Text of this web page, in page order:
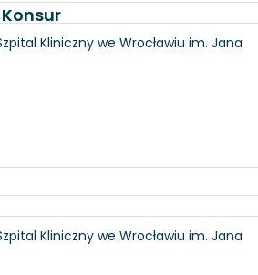
Kliniczny we Wrocławiu im. Jana
Kliniczny we Wrocławiu im. Jana